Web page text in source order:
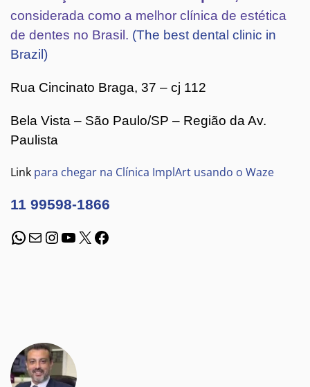
considerada como a melhor clínica de estética
de dentes no Brasil. (The best dental clinic in
Brazil)
Rua Cincinato Braga, 37 – cj 112
Bela Vista – São Paulo/SP – Região da Av.
Paulista
Link para chegar na Clínica ImplArt usando o Waze
11 99598-1866
WhatsApp
E-mailInstagram
Youtube
X Facebook